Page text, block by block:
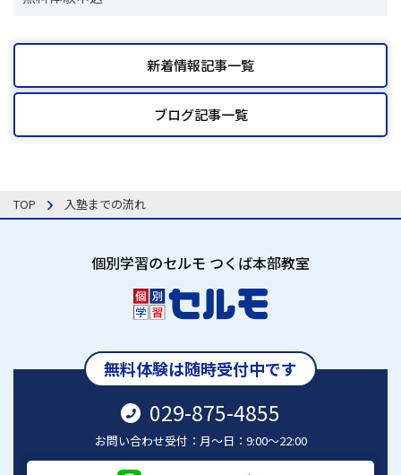
新着情報記事一覧
ブログ記事一覧
TOP 入塾までの流れ
個別学習のセルモ つくば本部教室
無料体験は随時受付中です
029-875-4855
お問い合わせ受付：月～日：9:00～22:00